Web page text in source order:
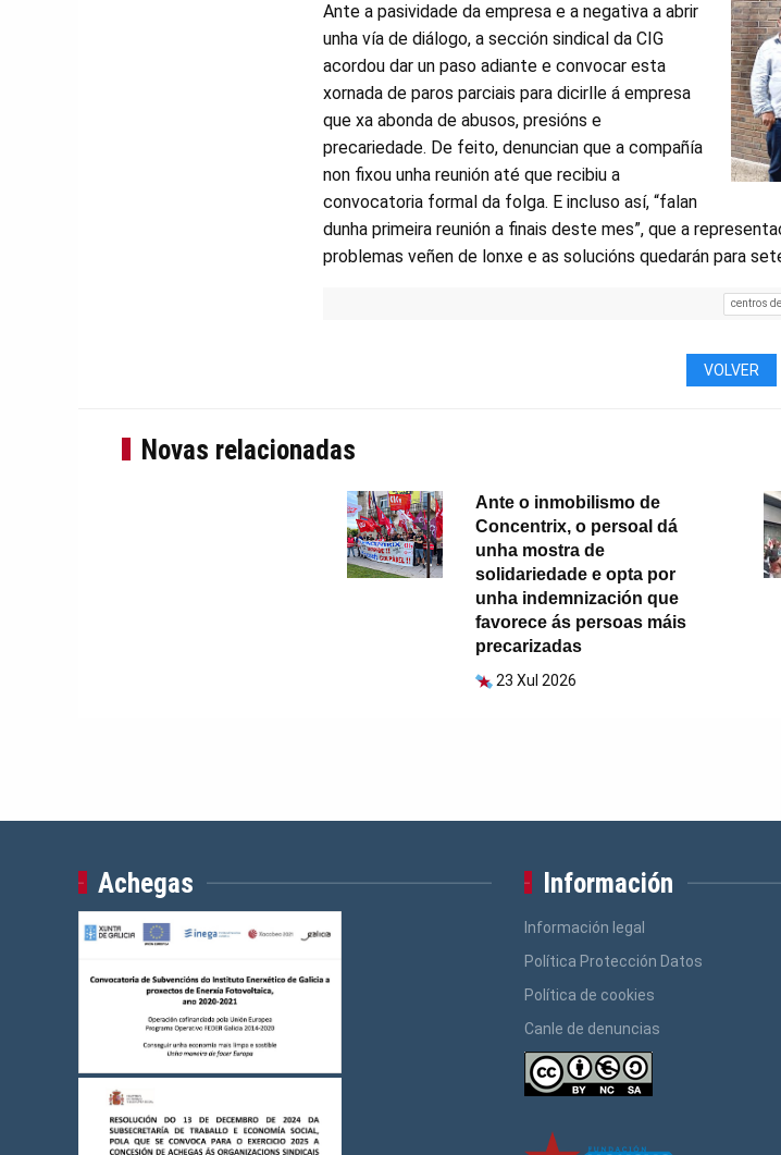
Ante a pasividade da empresa e a negativa a abrir
unha vía de diálogo, a sección sindical da CIG
acordou dar un paso adiante e convocar esta
xornada de paros parciais para dicirlle á empresa
que xa abonda de abusos, presións e
precariedade. De feito, denuncian que a compañía
non fixou unha reunión até que recibiu a
convocatoria formal da folga. E incluso así, “falan
dunha primeira reunión a finais deste mes”, que a
problemas veñen de lonxe e as solucións quedarán para
centros
VOLVER
Novas relacionadas
Ante o inmobilismo de
Concentrix, o persoal dá
unha mostra de
solidariedade e opta por
unha indemnización que
favorece ás persoas máis
precarizadas
23 Xul 2026
Achegas Información
Información legal
Política Protección Datos
Política de cookies
Canle de denuncias